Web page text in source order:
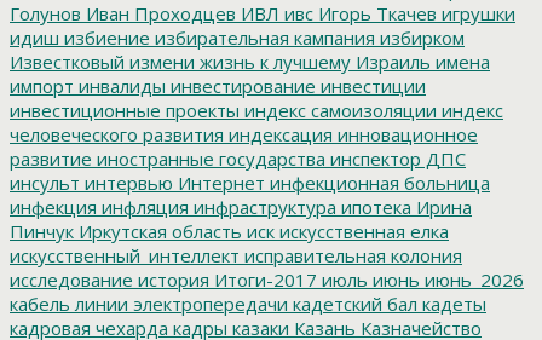
Голунов Иван Проходцев ИВЛ ивс Игорь Ткачев игрушки
идиш избиение избирательная кампания избирком
Известковый измени жизнь к лучшему Израиль имена
импорт инвалиды инвестирование инвестиции
инвестиционные проекты индекс самоизоляции индекс
человеческого развития индексация инновационное
развитие иностранные государства инспектор ДПС
инсульт интервью Интернет инфекционная больница
инфекция инфляция инфраструктура ипотека Ирина
Пинчук Иркутская область иск искусственная елка
искусственный_интеллект исправительная колония
исследование история Итоги-2017 июль июнь июнь_2026
кабель линии электропередачи кадетский бал кадеты
кадровая чехарда кадры казаки Казань Казначейство